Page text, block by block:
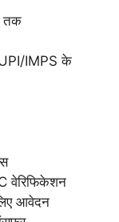
तक
IMPS के
वेरिफिकेशन
आवेदन